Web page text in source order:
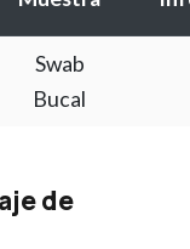
Swab
Bucal
de